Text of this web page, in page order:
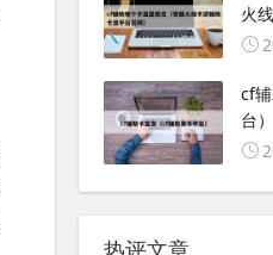
火
cf
台）
热评文章